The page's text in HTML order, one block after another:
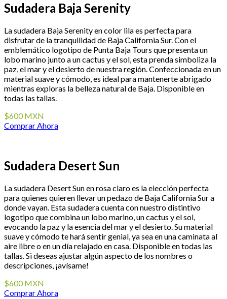
Sudadera Baja Serenity
La sudadera Baja Serenity en color lila es perfecta para
disfrutar de la tranquilidad de Baja California Sur. Con el
emblemático logotipo de Punta Baja Tours que presenta un
lobo marino junto a un cactus y el sol, esta prenda simboliza la
paz, el mar y el desierto de nuestra región. Confeccionada en un
material suave y cómodo, es ideal para mantenerte abrigado
mientras exploras la belleza natural de Baja. Disponible en
todas las tallas.
$600 MXN
Comprar Ahora
Sudadera Desert Sun
La sudadera Desert Sun en rosa claro es la elección perfecta
para quienes quieren llevar un pedazo de Baja California Sur a
donde vayan. Esta sudadera cuenta con nuestro distintivo
logotipo que combina un lobo marino, un cactus y el sol,
evocando la paz y la esencia del mar y el desierto. Su material
suave y cómodo te hará sentir genial, ya sea en una caminata al
aire libre o en un día relajado en casa. Disponible en todas las
tallas. Si deseas ajustar algún aspecto de los nombres o
descripciones, ¡avísame!
$600 MXN
Comprar Ahora